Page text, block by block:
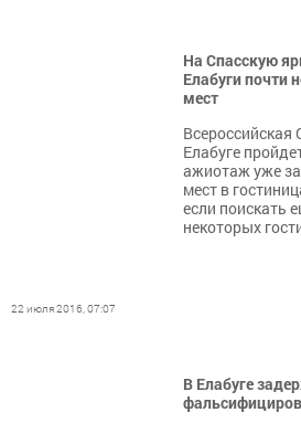
На Спасскую
Елабуги почти
мест
Всероссийская
Елабуге
ажиотаж уже
мест в
если поискать
некоторых
22 июля 2016, 07:07
В Елабуге